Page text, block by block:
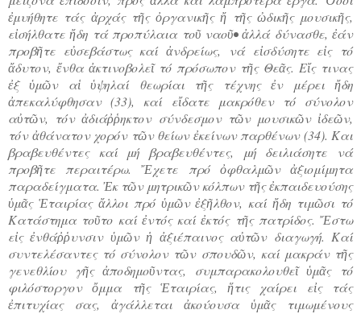
ἐμυήθητε τάς ἀρχάς τῆς ὀργανικῆς ἤ τῆς ὠδικῆς μουσικῆς,
εἰσήλθατε ἤδη τά προπύλαια τοῦ ναοῦ• ἀλλά δύνασθε, ἐάν
προβῆτε εὐσεβάστως καί ἀνδρείως, νά εἰσδύσητε εἰς τό
ἄδυτον, ἔνθα ἀκτινοβολεῖ τό πρόσωπον τῆς Θεᾶς. Εἴς τινας
ἐξ ὑμῶν αἱ ὑψηλαί θεωρίαι τῆς τέχνης ἐν μέρει ἤδη
ἀπεκαλύφθησαν (33), καί εἴδατε μακρόθεν τό σύνολον
αὐτῶν, τόν ἀδιάῤῥηκτον σύνδεσμον τῶν μουσικῶν ἰδεῶν,
τόν ἀθάνατον χορόν τῶν θείων ἐκείνων παρθένων (34). Και
βραβευθέντες καί μή βραβευθέντες, μή δειλιάσητε νά
προβῆτε περαιτέρω. Ἔχετε πρό ὀφθαλμῶν ἀξιομίμητα
παραδείγματα. Ἐκ τῶν μητρικῶν κόλπων τῆς ἐκπαιδευούσης
ὑμᾶς Ἑταιρίας ἄλλοι πρό ὑμῶν ἐξῆλθον, καί ἤδη τιμῶσι τό
Κατάστημα τοῦτο καί ἐντός καί ἐκτός τῆς πατρίδος. Ἔστω
εἰς ἐνθάῤῥυνσιν ὑμῶν ἡ ἀξιέπαινος αὐτῶν διαγωγή. Καί
συντελέσαντες τό σύνολον τῶν σπουδῶν, καί μακράν τῆς
γενεθλίου γῆς ἀποδημοῦντας, συμπαρακολουθεῖ ὑμᾶς τό
φιλόστοργον ὄμμα τῆς Ἑταιρίας, ἥτις χαίρει εἰς τάς
ἐπιτυχίας σας, ἀγάλλεται ἀκούουσα ὑμᾶς τιμωμένους